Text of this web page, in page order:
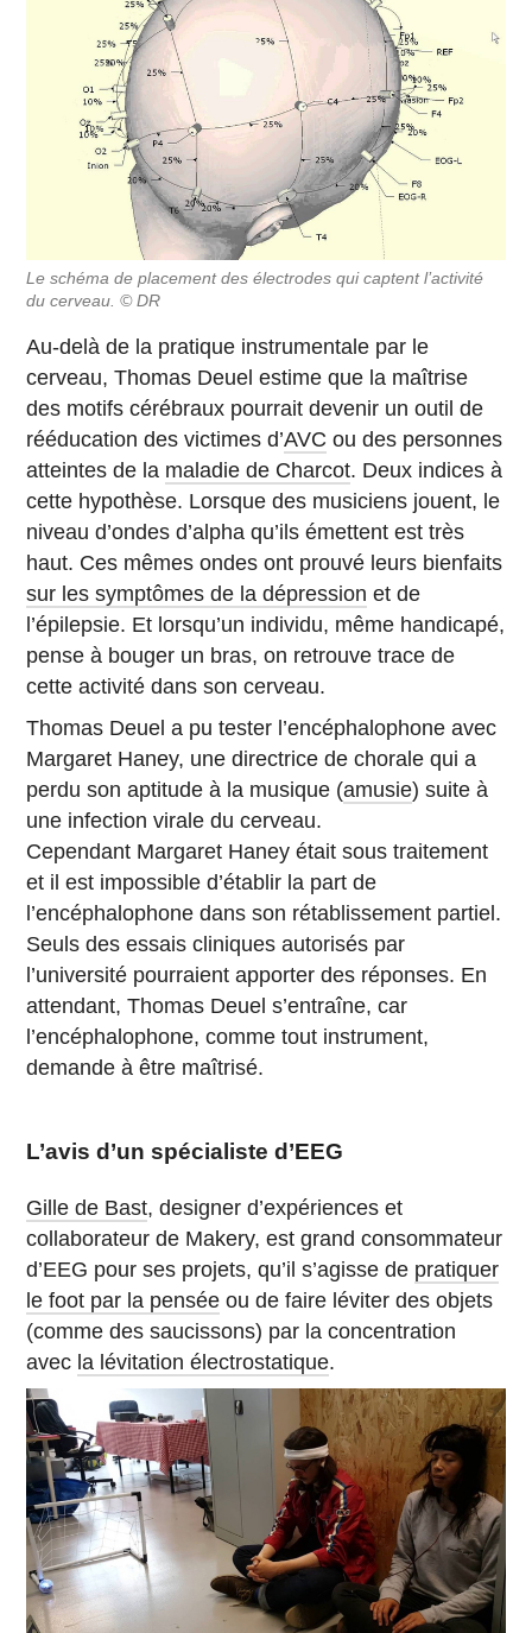
Le schéma de placement des électrodes qui captent l’activité
du cerveau. © DR
Au-delà de la pratique instrumentale par le
cerveau, Thomas Deuel estime que la maîtrise
des motifs cérébraux pourrait devenir un outil de
rééducation des victimes d’AVC ou des personnes
atteintes de la maladie de Charcot. Deux indices à
cette hypothèse. Lorsque des musiciens jouent, le
niveau d’ondes d’alpha qu’ils émettent est très
haut. Ces mêmes ondes ont prouvé leurs bienfaits
sur les symptômes de la dépression et de
l’épilepsie. Et lorsqu’un individu, même handicapé,
pense à bouger un bras, on retrouve trace de
cette activité dans son cerveau.
Thomas Deuel a pu tester l’encéphalophone avec
Margaret Haney, une directrice de chorale qui a
perdu son aptitude à la musique (amusie) suite à
une infection virale du cerveau.
Cependant Margaret Haney était sous traitement
et il est impossible d’établir la part de
l’encéphalophone dans son rétablissement partiel.
Seuls des essais cliniques autorisés par
l’université pourraient apporter des réponses. En
attendant, Thomas Deuel s’entraîne, car
l’encéphalophone, comme tout instrument,
demande à être maîtrisé.
L’avis d’un spécialiste d’EEG
Gille de Bast, designer d’expériences et
collaborateur de Makery, est grand consommateur
d’EEG pour ses projets, qu’il s’agisse de pratiquer
le foot par la pensée ou de faire léviter des objets
(comme des saucissons) par la concentration
avec la lévitation électrostatique.